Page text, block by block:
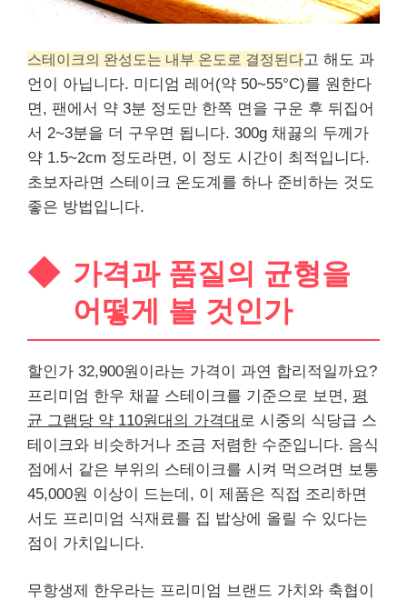
스테이크의 완성도는 내부 온도로 결정된다고 해도 과
언이 아닙니다. 미디엄 레어(약 50~55°C)를 원한다
면, 팬에서 약 3분 정도만 한쪽 면을 구운 후 뒤집어
서 2~3분을 더 구우면 됩니다. 300g 채끓의 두께가
약 1.5~2cm 정도라면, 이 정도 시간이 최적입니다.
초보자라면 스테이크 온도계를 하나 준비하는 것도
좋은 방법입니다.
가격과 품질의 균형을
어떻게 볼 것인가
할인가 32,900원이라는 가격이 과연 합리적일까요?
프리미엄 한우 채끝 스테이크를 기준으로 보면, 평
균 그램당 약 110원대의 가격대 로 시중의 식당급 스
테이크와 비슷하거나 조금 저렴한 수준입니다. 음식
점에서 같은 부위의 스테이크를 시켜 먹으려면 보통
45,000원 이상이 드는데, 이 제품은 직접 조리하면
서도 프리미엄 식재료를 집 밥상에 올릴 수 있다는
점이 가치입니다.
무항생제 한우라는 프리미엄 브랜드 가치와 축협이